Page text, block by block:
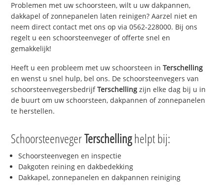
Problemen met uw schoorsteen, wilt u uw dakpannen,
dakkapel of zonnepanelen laten reinigen? Aarzel niet en
neem direct contact met ons op via 0562-228000. Bij ons
regelt u een schoorsteenveger of offerte snel en
gemakkelijk!
Heeft u een probleem met uw schoorsteen inTerschelling
en wenst u snel hulp, bel ons. De schoorsteenvegers van
schoorsteenvegersbedrijfTerschelling zijn elke dag bij u in
de buurt om uw schoorsteen, dakpannen of zonnepanelen
te herstellen.
SchoorsteenvegerTerschellinghelpt bij:
Schoorsteenvegen en inspectie
Dakgoten reining en dakbedekking
Dakkapel, zonnepanelen en dakpannen reiniging